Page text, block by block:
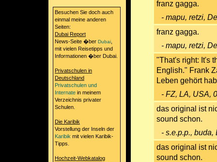
franz gagga.
- mapu, retzi,
franz gagga.
- mapu, retzi,
"That's right: It's
English." Frank
Leben gehört
- FZ, LA, USA,
das original ist
sound schon.
- s.e.p.p.,
das original ist
sound schon.
Besuchen Sie doch auch
einmal meine anderen
Seiten:
Dubai Report
News-Seite �ber Dubai
mit vielen Reisetipps und
Informationen �ber Dubai.
Privatschulen in
Deutschland
Privatschulen und
Internate in meinem
Verzeichnis privater
Schulen.
Die Karibik
Vorstellung der Inseln der
Karibik mit vielen Karibik-
Tipps.
Hochzeit-Webkatalog